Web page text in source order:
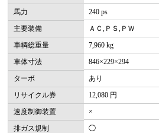
馬力
240 ps
主要装備
ＡＣ,ＰＳ,ＰＷ
車輌総重量
7,960 kg
車体寸法
846×229×294
ターボ
あり
リサイクル券
12,080 円
速度制御装置
×
排ガス規制
◯